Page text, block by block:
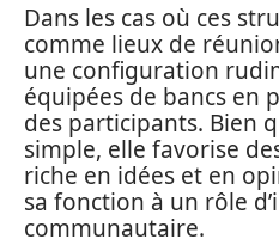
Dans les cas où ces
comme lieux de
une configuration
équipées de bancs en
des participants. Bien
simple, elle favorise
riche en idées et en
sa fonction à un rôle
communautaire.